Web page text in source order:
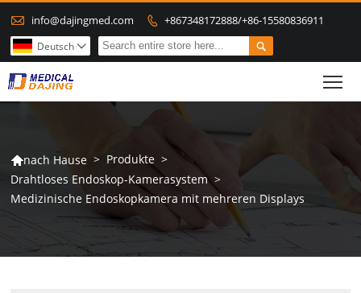
 info@dajingmed.com  +867348172888/+86-15580836911

Deutsch 
nach Hause > Produkte >
Drahtloses Endoskop-Kamerasystem >
Medizinische Endoskopkamera mit mehreren Displays